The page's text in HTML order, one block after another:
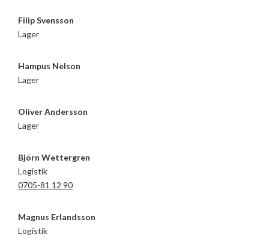
Filip Svensson
Lager
Hampus Nelson
Lager
Oliver Andersson
Lager
Björn Wettergren
Logistik
0705-81 12 90
Magnus Erlandsson
Logistik